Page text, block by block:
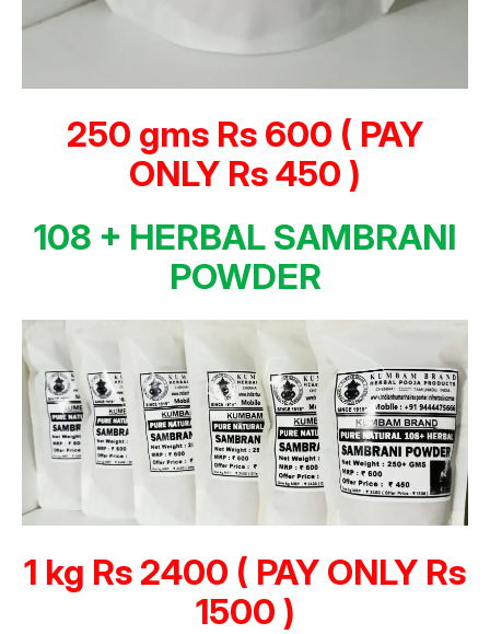
250 gms Rs 600 ( PAY
ONLY Rs 450 )
108 + HERBAL SAMBRANI
POWDER
1 kg Rs 2400 ( PAY ONLY Rs
1500 )